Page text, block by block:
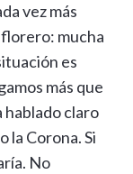
vez más
mucha
es
más que
hablado claro
la Corona. Si
No